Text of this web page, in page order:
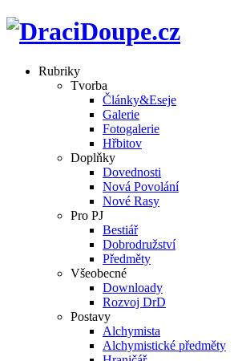
Rubriky
Tvorba
Články&Eseje
Galerie
Fotogalerie
Hřbitov
Doplňky
Dovednosti
Nová Povolání
Nové Rasy
Pro PJ
Bestiář
Dobrodružství
Předměty
Všeobecné
Downloady
Rozvoj DrD
Postavy
Alchymista
Alchymistické předměty